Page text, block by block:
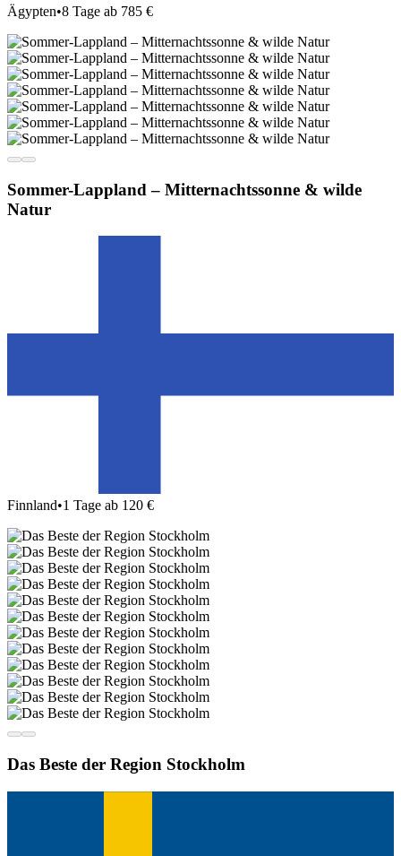
Ägypten•8 Tage ab 785 €
Sommer-Lappland – Mitternachtssonne & wilde
Natur
Finnland•1 Tage ab 120 €
Das Beste der Region Stockholm